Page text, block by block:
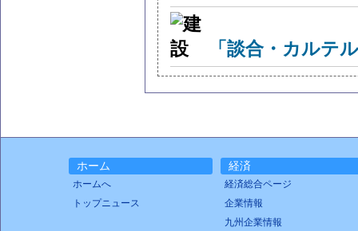
「談合・カルテ
ホーム
ホームへ
トップニュース
経済
経済総合ページ
企業情報
九州企業情報